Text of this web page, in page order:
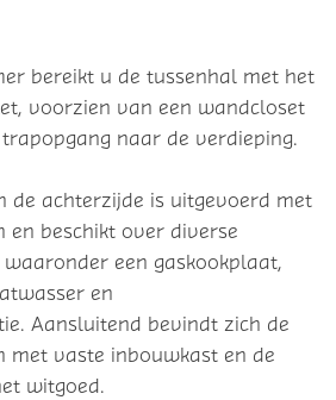
bereikt u de tussenhal met het
voorzien van een wandcloset
naar de verdieping.
de achterzijde is uitgevoerd met
en beschikt over diverse
een gaskookplaat,
en
Aansluitend bevindt zich de
met vaste inbouwkast en de
witgoed.